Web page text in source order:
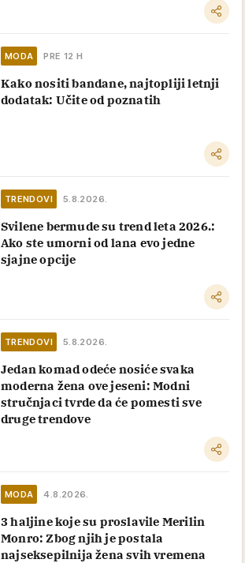
MODA PRE 12 H
Kako nositi bandane, najtopliji letnji
dodatak: Učite od poznatih
TRENDOVI 5.8.2026.
Svilene bermude su trend leta 2026.:
Ako ste umorni od lana evo jedne
sjajne opcije
TRENDOVI 5.8.2026.
Jedan komad odeće nosiće svaka
moderna žena ove jeseni: Modni
stručnjaci tvrde da će pomesti sve
druge trendove
MODA 4.8.2026.
3 haljine koje su proslavile Merilin
Monro: Zbog njih je postala
najseksepilnija žena svih vremena